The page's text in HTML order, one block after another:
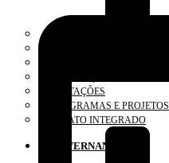
LICITAÇÕES
PROGRAMAS E PROJETOS
RELATO INTEGRADO
GOVERNANÇA